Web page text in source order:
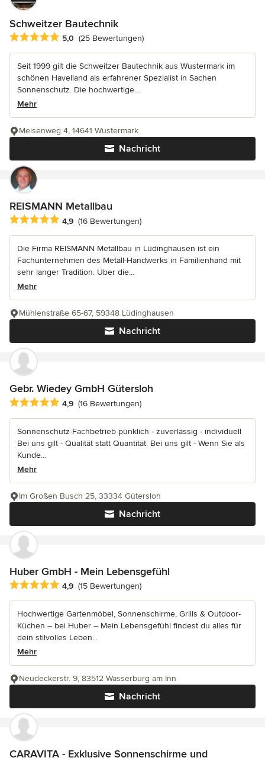
Schweitzer Bautechnik
Durchschnittliche Bewertung: 5 von 5 Sternen
5,0 (25 Bewertungen)
Seit 1999 gilt die Schweitzer Bautechnik aus Wustermark im
schönen Havelland als erfahrener Spezialist in Sachen
Sonnenschutz. Die hochwertige...
Mehr
Nachricht
Meisenweg 4, 14641 Wustermark
REISMANN Metallbau
Durchschnittliche Bewertung: 4.9 von 5 Sternen
4,9 (16 Bewertungen)
Die Firma REISMANN Metallbau in Lüdinghausen ist ein
Fachunternehmen des Metall-Handwerks in Familienhand mit
sehr langer Tradition. Über die...
Mehr
Nachricht
Mühlenstraße 65-67, 59348 Lüdinghausen
Gebr. Wiedey GmbH Gütersloh
Durchschnittliche Bewertung: 4.9 von 5 Sternen
4,9 (16 Bewertungen)
Sonnenschutz-Fachbetrieb pünklich - zuverlässig - individuell
Bei uns gilt - Qualität statt Quantität. Bei uns gilt - Wenn Sie als
Kunde...
Mehr
Nachricht
Im Großen Busch 25, 33334 Gütersloh
Huber GmbH - Mein Lebensgefühl
Durchschnittliche Bewertung: 4.9 von 5 Sternen
4,9 (15 Bewertungen)
Hochwertige Gartenmöbel, Sonnenschirme, Grills & Outdoor-
Küchen – bei Huber – Mein Lebensgefühl findest du alles für
dein stilvolles Leben...
Mehr
Nachricht
Neudeckerstr. 9, 83512 Wasserburg am Inn
CARAVITA - Exklusive Sonnenschirme und